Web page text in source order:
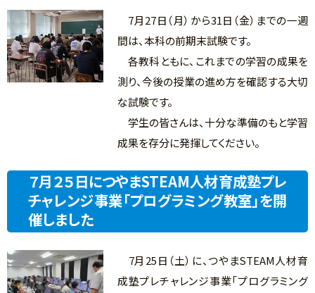
7月27日（月）から31日（金）までの一週
間は、本科の前期末試験です。
各教科ともに、これまでの学習の成果を
測り、今後の授業の進め方を確認する大切
な試験です。
学生の皆さんは、十分な準備のもと学習
成果を存分に発揮してください。
７月２５日につやまSTEAM人材育成塾プレ
チャレンジ事業「プログラミング教室」を開
催しました
7月25日（土）に、つやまSTEAM人材育
成塾プレチャレンジ事業「プログラミング